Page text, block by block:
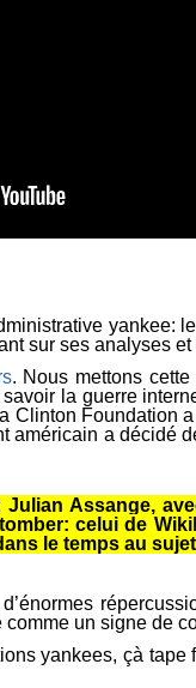
yankee:
sur ses analyses et
. Nous mettons
la guerre
Foundation
a décidé
Assange,
celui de
le temps au
comme un signe de
yankees, çà